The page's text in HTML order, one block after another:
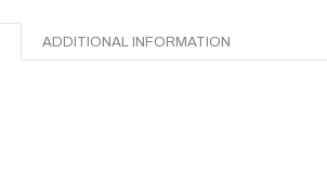
ADDITIONAL INFORMATION